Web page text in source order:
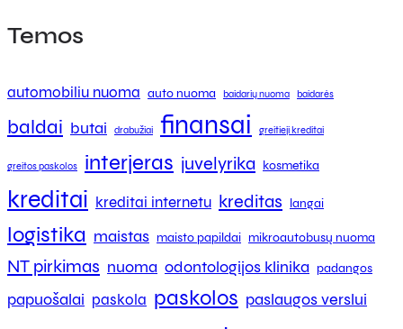
Temos
automobiliu nuoma auto nuoma baidarių nuoma baidarės
baldai butai drabužiai finansai greitieji kreditai
greitos paskolos interjeras juvelyrika kosmetika
kreditai kreditai internetu kreditas langai
logistika maistas maisto papildai mikroautobusų nuoma
NT pirkimas nuoma odontologijos klinika padangos
papuošalai paskola paskolos paslaugos verslui